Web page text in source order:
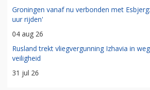
Groningen vanaf nu verbonden met
uur rijden'
04 aug 26
Rusland trekt vliegvergunning Izhavia in
veiligheid
31 jul 26